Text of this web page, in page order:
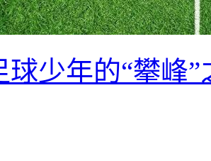
球少年的“攀峰